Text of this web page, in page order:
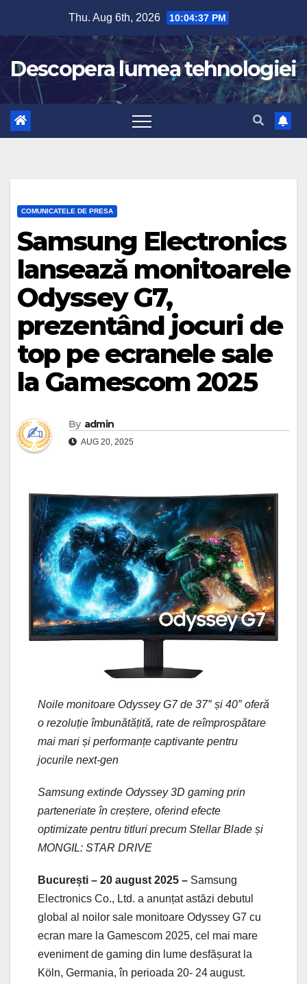
content
Thu. Aug 6th, 2026 10:04:38 PM
Descopera lumea tehnologiei
COMUNICATELE DE PRESA
Samsung Electronics
lansează monitoarele
Odyssey G7,
prezentând jocuri de
top pe ecranele sale
la Gamescom 2025
By admin
AUG 20, 2025
Noile monitoare Odyssey G7 de 37″ și 40″ oferă
o rezoluție îmbunătățită, rate de reîmprospătare
mai mari și performanțe captivante pentru
jocurile next-gen
Samsung extinde Odyssey 3D gaming prin
parteneriate în creștere, oferind efecte
optimizate pentru titluri precum Stellar Blade și
MONGIL: STAR DRIVE
București – 20 august 2025 – Samsung
Electronics Co., Ltd. a anunțat astăzi debutul
global al noilor sale monitoare Odyssey G7 cu
ecran mare la Gamescom 2025, cel mai mare
eveniment de gaming din lume desfășurat la
Köln, Germania, în perioada 20- 24august.